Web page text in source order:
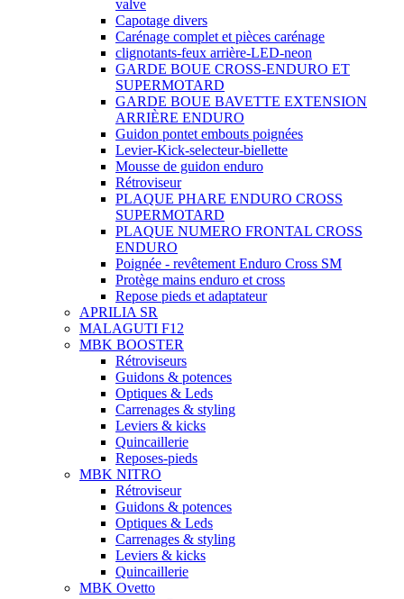
valve
Capotage divers
Carénage complet et pièces carénage
clignotants-feux arrière-LED-neon
GARDE BOUE CROSS-ENDURO ET
SUPERMOTARD
GARDE BOUE BAVETTE EXTENSION
ARRIÈRE ENDURO
Guidon pontet embouts poignées
Levier-Kick-selecteur-biellette
Mousse de guidon enduro
Rétroviseur
PLAQUE PHARE ENDURO CROSS
SUPERMOTARD
PLAQUE NUMERO FRONTAL CROSS
ENDURO
Poignée - revêtement Enduro Cross SM
Protège mains enduro et cross
Repose pieds et adaptateur
APRILIA SR
MALAGUTI F12
MBK BOOSTER
Rétroviseurs
Guidons & potences
Optiques & Leds
Carrenages & styling
Leviers & kicks
Quincaillerie
Reposes-pieds
MBK NITRO
Rétroviseur
Guidons & potences
Optiques & Leds
Carrenages & styling
Leviers & kicks
Quincaillerie
MBK Ovetto